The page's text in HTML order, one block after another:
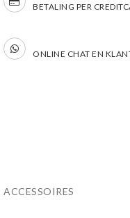
BETALING PER
ONLINE CHAT EN
ACCESSOIRES